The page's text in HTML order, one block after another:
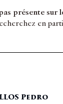
présente sur
en
Pedro